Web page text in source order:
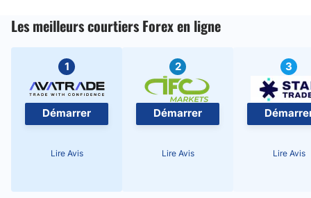
Les meilleurs courtiers Forex en ligne
1
Démarrer
Lire Avis
2
Démarrer
Lire Avis
3
Lire Avis